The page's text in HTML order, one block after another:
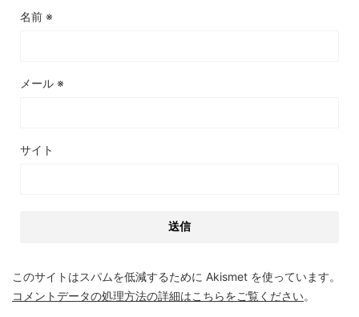
名前 ※
メール ※
サイト
このサイトはスパムを低減するために Akismet を使っています。
コメントデータの処理方法の詳細はこちらをご覧ください。